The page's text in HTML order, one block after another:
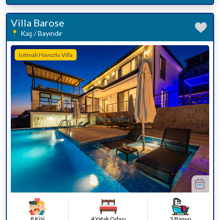
Villa Barose
Kaş / Bayındır
Isıtmalı Havuzlu Villa